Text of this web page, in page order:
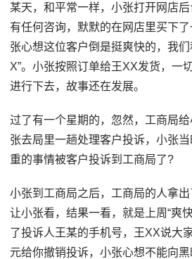
某天，和平常一样，小张打开网店
有任何咨询，默默的在网店里买下
张心想这位客户倒是挺爽快的，我们
X”。小张按照订单给王XX发货，一
进行下去，故事还在发展。
过了有一个星期的，忽然，工商局
张去局里一趟处理客户投诉，小张
重的事情被客户投诉到工商局了?
小张到工商局之后，工商局的人拿
让小张看，结果一看，就是上周“爽
了投诉人王某的手机号，王XX说大
元给你撤销投诉，小张心想不能向